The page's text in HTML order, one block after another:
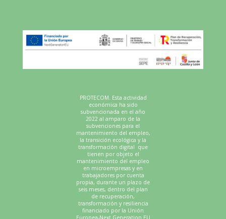
PROTECOM. Esta actividad
económica ha sido
subvencionada en el año
2022 al amparo de la
subvenciones para el
mantenimiento del empleo,
la transición ecológica y la
transformación digital que
tienen por objeto el
mantenimiento del empleo
en microempresas y en
trabajadores por cuenta
propia, durante un plazo de
seis meses, dentro del plan
de recuperación,
transformación y resiliencia
financiado por la Unión
Europea-Next Generation EU